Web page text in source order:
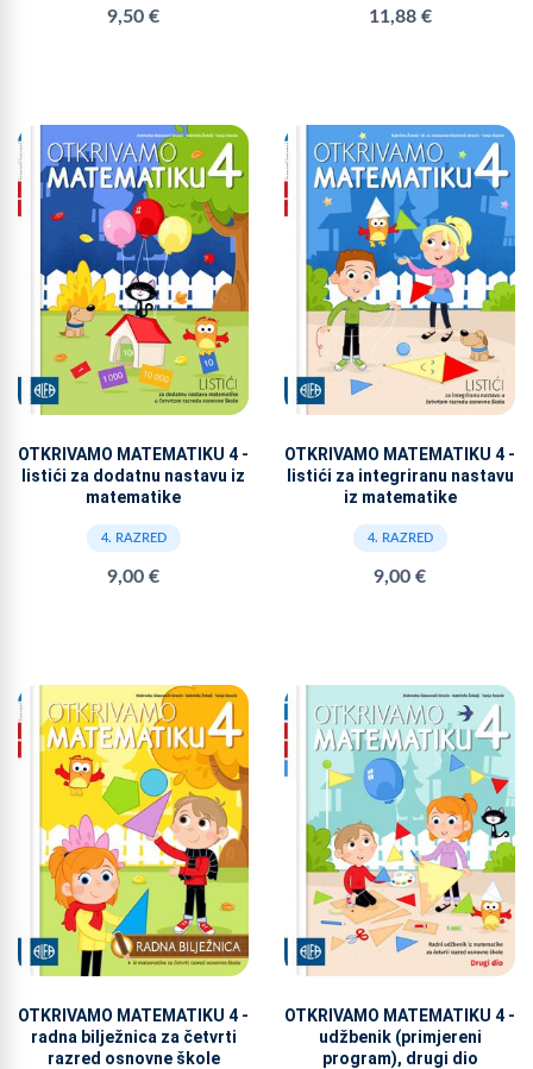
9,50 € 11,88 €
OTKRIVAMO MATEMATIKU 4 -
listići za dodatnu nastavu iz
matematike
4. RAZRED
9,00 €
OTKRIVAMO MATEMATIKU 4 -
listići za integriranu nastavu
iz matematike
4. RAZRED
9,00 €
OTKRIVAMO MATEMATIKU 4 -
radna bilježnica za četvrti
razred osnovne škole
OTKRIVAMO MATEMATIKU 4 -
udžbenik (primjereni
program), drugi dio